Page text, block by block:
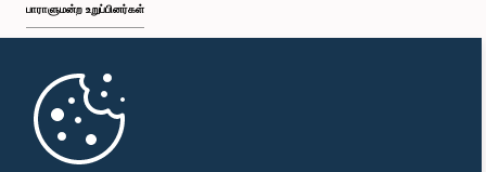
பாராளுமன்ற உறுப்பினர்கள்
முதற்பக்கம்
பாராளுமன்ற கையடக்க செயலி